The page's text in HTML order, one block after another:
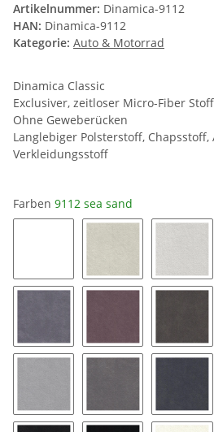
Artikelnummer: Dinamica-9112
HAN: Dinamica-9112
Kategorie: Auto & Motorrad
Dinamica Classic
Exclusiver, zeitloser Micro-Fiber
Ohne Geweberücken
Langlebiger Polsterstoff, Chapsstoff,
Verkleidungsstoff
Farben 9112 sea sand
0019 snow white8401 ice 8462
9154 coal 9153 mauve 9176
9211 silver 9087 stone grey
9058